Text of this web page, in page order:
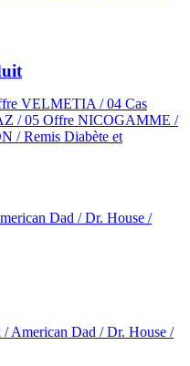
VELMETIA / 04 Cas
/ 05 Offre NICOGAMME /
/ Remis Diabète et
Dad / Dr. House /
/ American Dad / Dr. House /